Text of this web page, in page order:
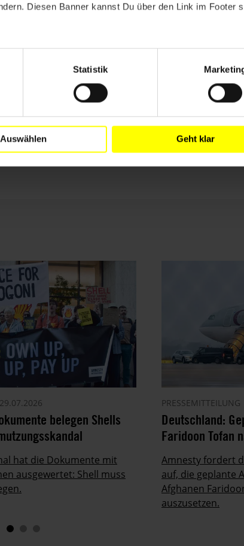
Diesen Banner kannst Du über den Link im Footer
Statistik
Auswählen Geht klar
Drucken
29.07.2026
belegen Shells
hat die Dokumente mit
ausgewertet: Shell muss
PRESSEMITTEILUNG
Deutschland:
Faridoon Tofan
Amnesty fordert
auf, die geplante
Afghanen
auszusetzen.